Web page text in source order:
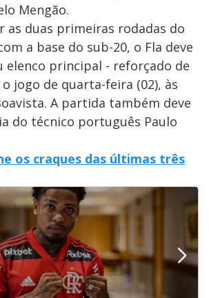
Mengão.
as duas primeiras rodadas do
a base do sub-20, o Fla deve
elenco principal - reforçado de
jogo de quarta-feira (02), às
A partida também deve
do técnico português Paulo
os craques das últimas três